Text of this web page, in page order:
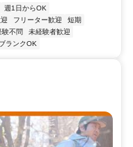
週1日からOK
フリーター歓迎
短期
験不問
未経験者歓迎
ブランクOK